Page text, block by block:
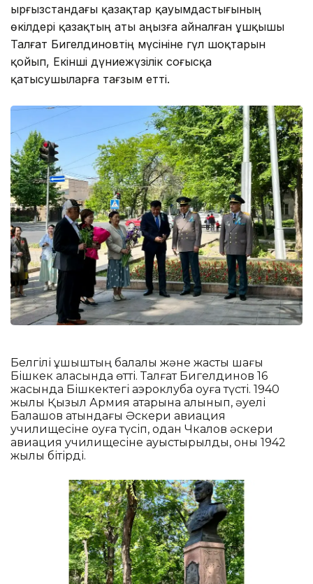
Қырғызстандағы қазақтар қауымдастығының
өкілдері қазақтың аты аңызға айналған ұшқышы
Талғат Бигелдиновтің мүсініне гүл шоқтарын
қойып, Екінші дүниежүзілік соғысқа
қатысушыларға тағзым етті.
Белгілі ұшқыштың балалық және жастық шағы
Бішкек қаласында өтті. Талғат Бигелдинов 16
жасында Бішкектегі аэроклубқа оқуға түсті. 1940
жылы Қызыл Армия қатарына алынып, әуелі
Балашов атындағы Әскери авиация
училищесіне оқуға түсіп, одан Чкалов әскери
авиация училищесіне ауыстырылды, оны 1942
жылы бітірді.